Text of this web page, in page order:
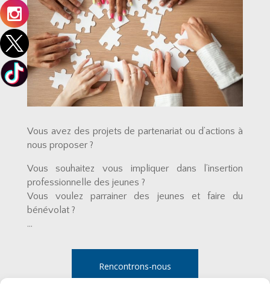
Vous avez des projets de partenariat ou d’actions à
nous proposer ?
Vous souhaitez vous impliquer dans l’insertion
professionnelle des jeunes ?
Vous voulez parrainer des jeunes et faire du
bénévolat ?
…
Rencontrons-nous